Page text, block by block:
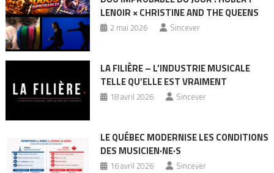
LENOIR × CHRISTINE AND THE QUEENS
2 mai 2026 Sincever
LA FILIÈRE – L’INDUSTRIE MUSICALE
TELLE QU’ELLE EST VRAIMENT
18 avril 2026 Sincever
LE QUÉBEC MODERNISE LES CONDITIONS
DES MUSICIEN·NE·S
16 avril 2026 Sincever